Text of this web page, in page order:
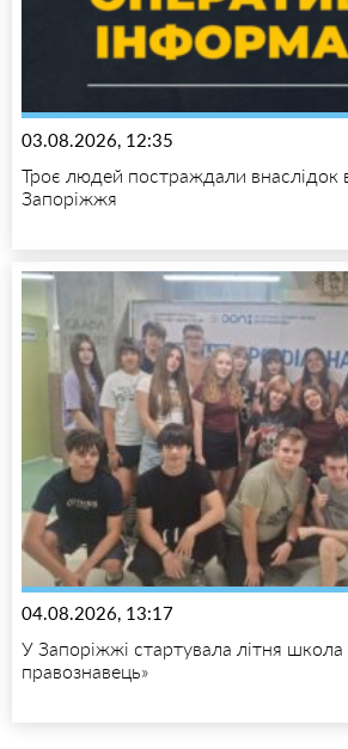
03.08.2026, 12:35
Троє людей постраждали внаслідок
Запоріжжя
04.08.2026, 13:17
У Запоріжжі стартувала літня
правознавець»